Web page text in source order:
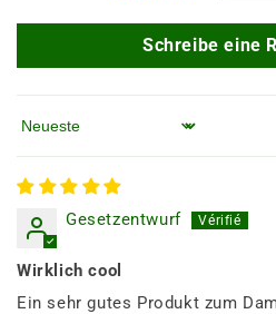
Schreibe eine
Sortieren nach
Gesetzentwurf
Wirklich cool
Ein sehr gutes Produkt zum